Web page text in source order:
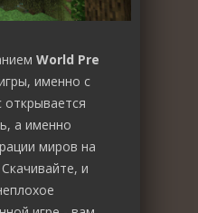
World Pre
именно с
а именно
миров на
и